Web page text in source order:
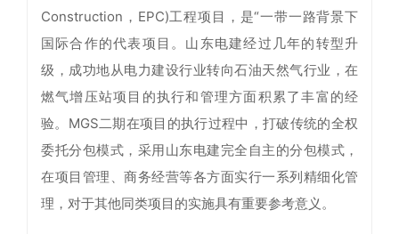
Construction，EPC)工程项目，是“一带一路背景下
国际合作的代表项目。山东电建经过几年的转型升
级，成功地从电力建设行业转向石油天然气行业，在
燃气增压站项目的执行和管理方面积累了丰富的经
验。MGS二期在项目的执行过程中，打破传统的全权
委托分包模式，采用山东电建完全自主的分包模式，
在项目管理、商务经营等各方面实行一系列精细化管
理，对于其他同类项目的实施具有重要参考意义。